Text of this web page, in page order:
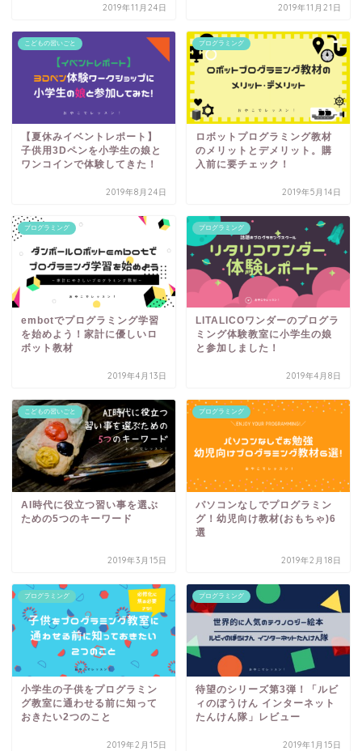
2019年11月24日 2019年11月21日
こどもの習いごと
【夏休みイベントレポート】
子供用3Dペンを小学生の娘と
ワンコインで体験してきた！
2019年8月24日
プログラミング
ロボットプログラミング教材
のメリットとデメリット。購
入前に要チェック！
2019年5月14日
プログラミング
embotでプログラミング学習
を始めよう！家計に優しいロ
ボット教材
2019年4月13日
プログラミング
LITALICOワンダーのプログラ
ミング体験教室に小学生の娘
と参加しました！
2019年4月8日
こどもの習いごと
AI時代に役立つ習い事を選ぶ
ための5つのキーワード
2019年3月15日
プログラミング
パソコンなしでプログラミン
グ！幼児向け教材(おもちゃ)6
選
2019年2月18日
プログラミング
小学生の子供をプログラミン
グ教室に通わせる前に知って
おきたい2つのこと
2019年2月15日
プログラミング
待望のシリーズ第3弾！「ルビ
ィのぼうけん インターネット
たんけん隊」レビュー
2019年1月15日